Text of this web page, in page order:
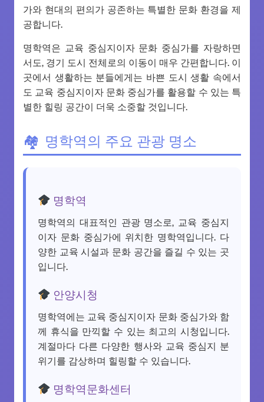
가와 현대의 편의가 공존하는 특별한 문화 환경을 제
공합니다.
명학역은 교육 중심지이자 문화 중심가를 자랑하면
서도, 경기 도시 전체로의 이동이 매우 간편합니다. 이
곳에서 생활하는 분들에게는 바쁜 도시 생활 속에서
도 교육 중심지이자 문화 중심가를 활용할 수 있는 특
별한 힐링 공간이 더욱 소중할 것입니다.
명학역의 주요 관광 명소
명학역
명학역의 대표적인 관광 명소로, 교육 중심지
이자 문화 중심가에 위치한 명학역입니다. 다
양한 교육 시설과 문화 공간을 즐길 수 있는 곳
입니다.
안양시청
명학역에는 교육 중심지이자 문화 중심가와 함
께 휴식을 만끽할 수 있는 최고의 시청입니다.
계절마다 다른 다양한 행사와 교육 중심지 분
위기를 감상하며 힐링할 수 있습니다.
명학역문화센터